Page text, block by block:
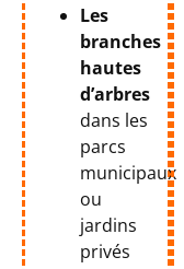
Les
branches
hautes
d’arbres
dans les
parcs
municipaux
ou
jardins
privés